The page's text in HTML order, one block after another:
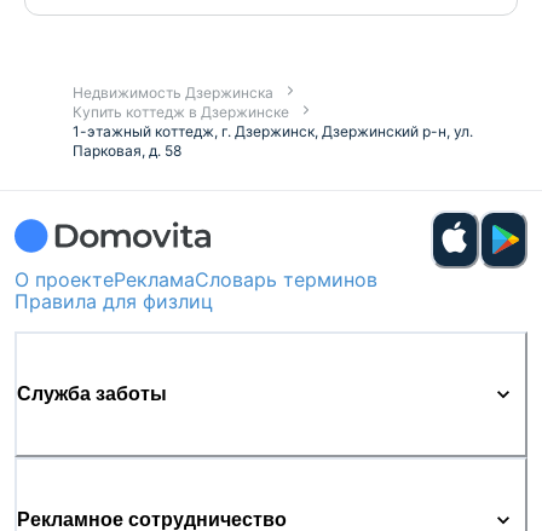
Недвижимость Дзержинска
Купить коттедж в Дзержинске
1-этажный коттедж, г. Дзержинск, Дзержинский р-н, ул.
Парковая, д. 58
О проектеРекламаСловарь терминов
Правила для физлиц
Служба заботы
Рекламное сотрудничество